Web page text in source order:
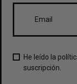
He leído la
suscripción.